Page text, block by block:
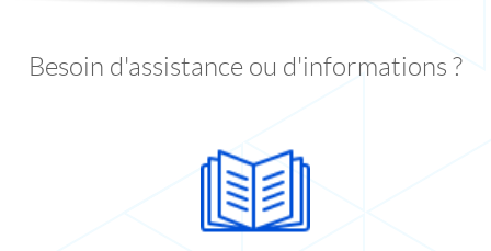
Besoin d'assistance ou d'informations ?